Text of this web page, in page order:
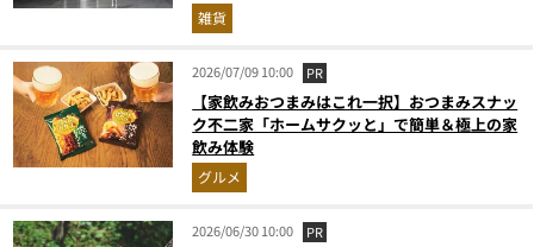
雑貨
2026/07/09 10:00 PR
【家飲みおつまみはこれ一択】おつまみスナッ
ク不二家「ホームサクッと」で簡単＆極上の家
飲み体験
グルメ
2026/06/30 10:00 PR